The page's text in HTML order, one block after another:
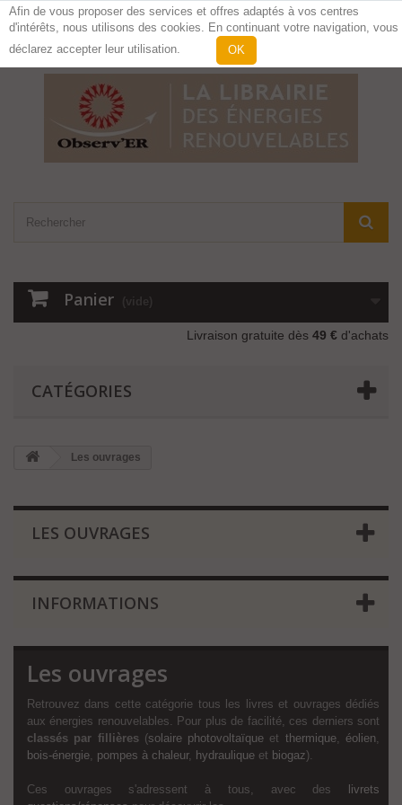
Contactez-nous
Panier (vide)
Livraison gratuite dès 49 € d'achats
CATÉGORIES
Les ouvrages
LES OUVRAGES
INFORMATIONS
Les ouvrages
Retrouvez dans cette catégorie tous les livres et ouvrages dédiés
aux énergies renouvelables. Pour plus de facilité, ces derniers sont
classés par fillières(solaire photovoltaïque et thermique,éolien,
bois-énergie, pompes à chaleur, hydraulique et biogaz).
Ces ouvrages s'adressent à tous, avec des
livrets
Afin de vous proposer des services et offres adaptés à vos centres
d'intérêts, nous utilisons des cookies. En continuant votre navigation, vous
déclarez accepter leur utilisation.
OK